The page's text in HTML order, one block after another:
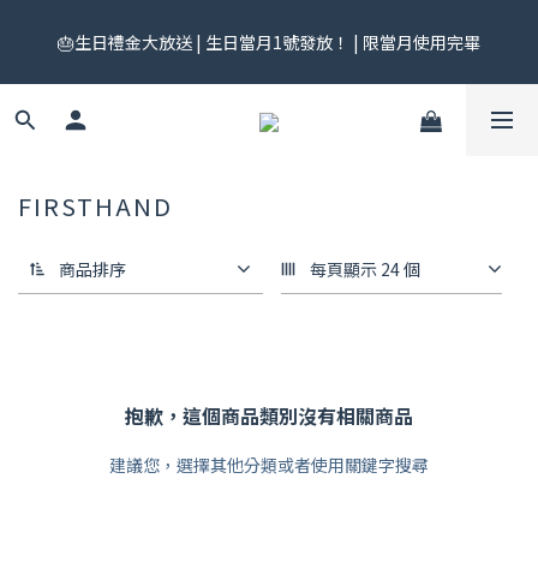
領券中心領，碼碼不同快去領！
🎂生日禮金大放送 | 生日當月1號發放！ | 限當月使用完畢
🎟️ 免運券來了！每月 25 號準時開搶｜$299／$999 各一張｜官網
FIRSTHAND
商品排序 每頁顯示 24 個
抱歉，這個商品類別沒有相關商品
建議您，選擇其他分類或者使用關鍵字搜尋